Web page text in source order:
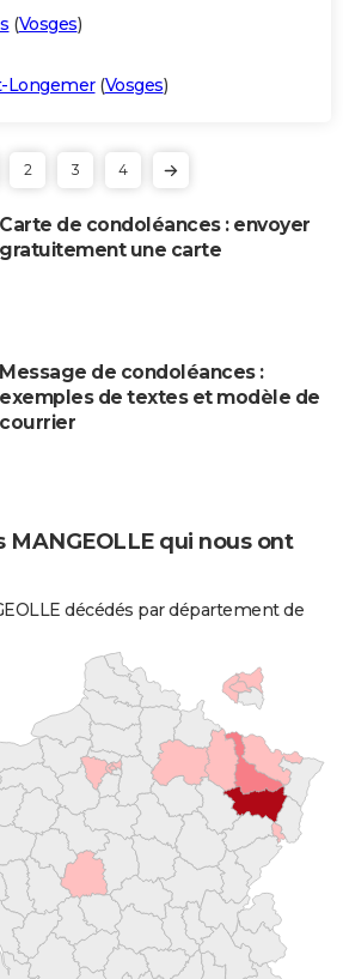
(Vosges)
Longemer(Vosges)
2 3 4
Carte de condoléances : envoyer
gratuitement une carte
Message de condoléances :
exemples de textes et modèle de
courrier
MANGEOLLE qui nous ont
décédés par département de